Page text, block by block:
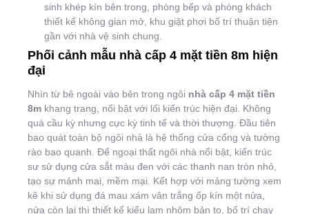
sinh khép kín bên trong, phòng bếp và phòng khách
thiết kế không gian mở, khu giặt phơi bố trí thuận tiện
gần với nhà vệ sinh chung.
Phối cảnh mẫu nhà cấp 4 mặt tiền 8m hiện
đại
Nhìn từ bê ngoài vào bên trong ngôi nhà cấp 4 mặt tiền
8m khang trang, nổi bật với lối kiến trúc hiện đại. Không
quá cầu kỳ nhưng cực kỳ tinh tế và thời thượng. Đầu tiên
bao quát toàn bộ ngôi nhà là hệ thống cửa cổng và tường
rào bao quanh. Để ngoại thất ngôi nhà nổi bật, kiến trúc
sư sử dụng cửa sắt màu đen với các thanh nan tròn nhỏ,
tạo sự mảnh mai, mềm mại. Kết hợp với mảng tường xem
kẽ khi sử dụng đá mau xám vân trắng ốp kín một nửa,
nửa còn lại thì thiết kế kiểu lam nhôm bản to, bố trí chạy